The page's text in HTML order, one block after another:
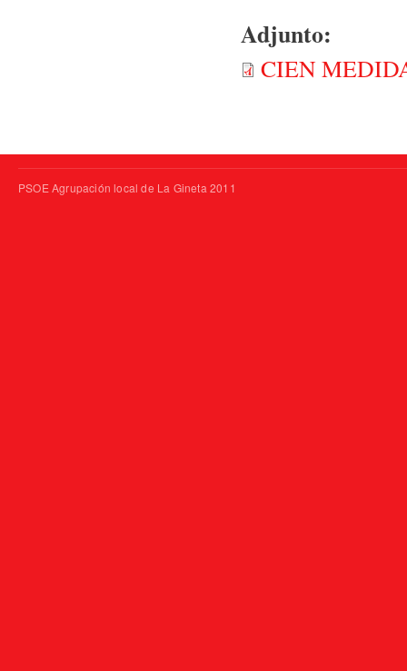
Adjunto:
CIEN
PSOE Agrupación local de La Gineta 2011